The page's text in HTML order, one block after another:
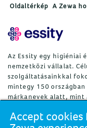
Oldaltérkép A Zewa
Az Essity egy higiéniai
nemzetközi vállalat.
szolgáltatásainkkal
mintegy 150
márkanevek alatt, mint
Leukoplast, Libero,
Accept cookies